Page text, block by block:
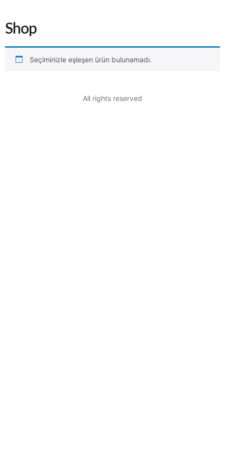
Shop
Seçiminizle eşleşen ürün bulunamadı.
All rights reserved